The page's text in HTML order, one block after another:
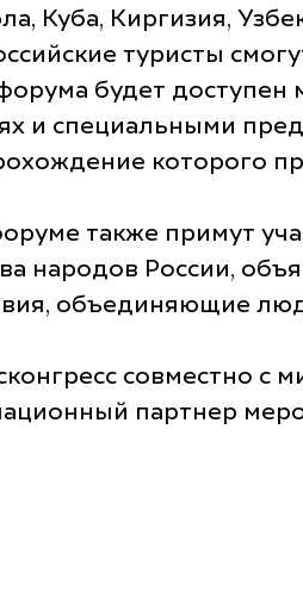
Куба, Киргизия,
туристы
будет
и специальными
которого
также примут
народов России,
объединяющие
совместно
партнер